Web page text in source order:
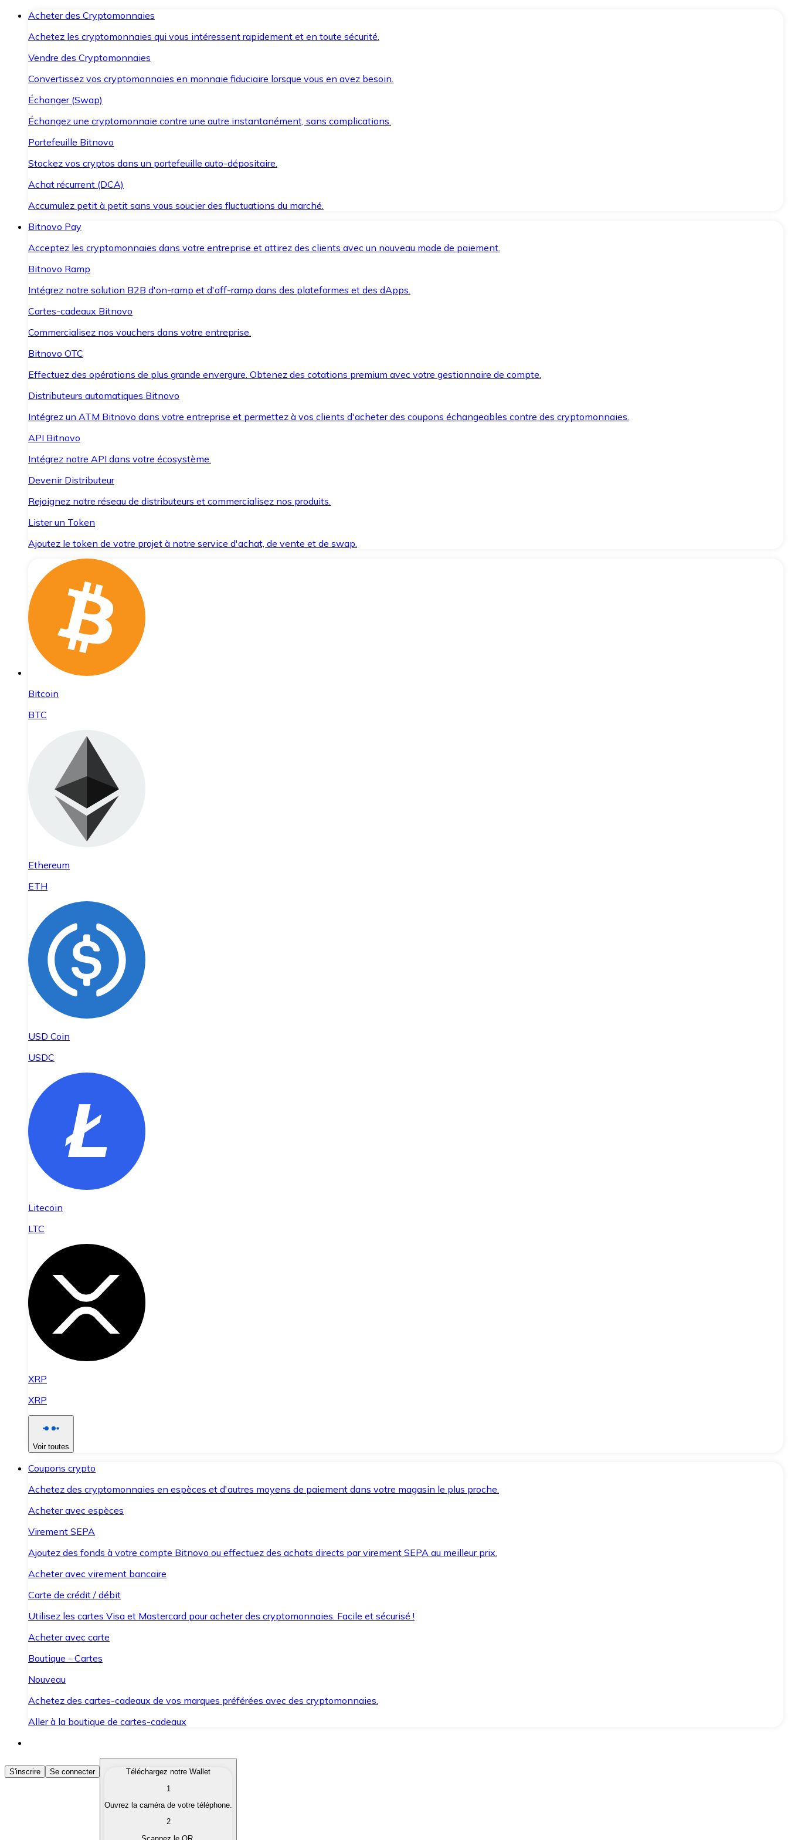
Acheter des Cryptomonnaies
Achetez les cryptomonnaies qui vous intéressent rapidement et en toute sécurité.
Vendre des Cryptomonnaies
Convertissez vos cryptomonnaies en monnaie fiduciaire lorsque vous en avez besoin.
Échanger (Swap)
Échangez une cryptomonnaie contre une autre instantanément, sans complications.
Portefeuille Bitnovo
Stockez vos cryptos dans un portefeuille auto-dépositaire.
Achat récurrent (DCA)
Accumulez petit à petit sans vous soucier des fluctuations du marché.
Bitnovo Pay
Acceptez les cryptomonnaies dans votre entreprise et attirez des clients avec un nouveau mode de paiement.
Bitnovo Ramp
Intégrez notre solution B2B d'on-ramp et d'off-ramp dans des plateformes et des dApps.
Cartes-cadeaux Bitnovo
Commercialisez nos vouchers dans votre entreprise.
Bitnovo OTC
Effectuez des opérations de plus grande envergure. Obtenez des cotations premium avec votre gestionnaire de compte.
Distributeurs automatiques Bitnovo
Intégrez un ATM Bitnovo dans votre entreprise et permettez à vos clients d'acheter des coupons échangeables contre des cryptomonnaies.
API Bitnovo
Intégrez notre API dans votre écosystème.
Devenir Distributeur
Rejoignez notre réseau de distributeurs et commercialisez nos produits.
Lister un Token
Ajoutez le token de votre projet à notre service d'achat, de vente et de swap.
Bitcoin
BTC
Ethereum
ETH
USD Coin
USDC
Litecoin
LTC
XRP
XRP
Voir toutes
Coupons crypto
Achetez des cryptomonnaies en espèces et d'autres moyens de paiement dans votre magasin le plus proche.
Acheter avec espèces
Virement SEPA
Ajoutez des fonds à votre compte Bitnovo ou effectuez des achats directs par virement SEPA au meilleur prix.
Acheter avec virement bancaire
Carte de crédit / débit
Utilisez les cartes Visa et Mastercard pour acheter des cryptomonnaies. Facile et sécurisé !
Acheter avec carte
Boutique - Cartes
Nouveau
Achetez des cartes-cadeaux de vos marques préférées avec des cryptomonnaies.
Aller à la boutique de cartes-cadeaux
Acheter des Cryptomonnaies
Achetez les cryptomonnaies qui vous intéressent rapidement et en toute sécurité.
Convertissez vos cryptomonnaies en monnaie fiduciaire lorsque vous en avez besoin.
S'inscrire Se connecter
Téléchargez notre Wallet
1
Ouvrez la caméra de votre téléphone.
2